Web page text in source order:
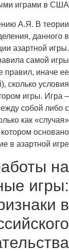
играми в США.
А.Я. В теории
данного в
азартной игры.
самой игры
правил, иначе ее
сколько условия
игры. Игра –
собой либо с
как «случая»
основано
в азартной игре.
на
игры:
в